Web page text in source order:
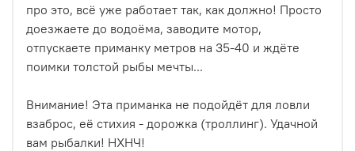
про это, всё уже работает так, как должно! Просто
доезжаете до водоёма, заводите мотор,
отпускаете приманку метров на 35-40 и ждёте
поимки толстой рыбы мечты...
Внимание! Эта приманка не подойдёт для ловли
взаброс, её стихия - дорожка (троллинг). Удачной
вам рыбалки! НХНЧ!